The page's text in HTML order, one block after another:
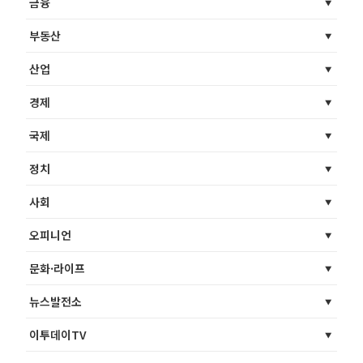
부동산
산업
경제
국제
정치
사회
오피니언
문화·라이프
뉴스발전소
이투데이TV